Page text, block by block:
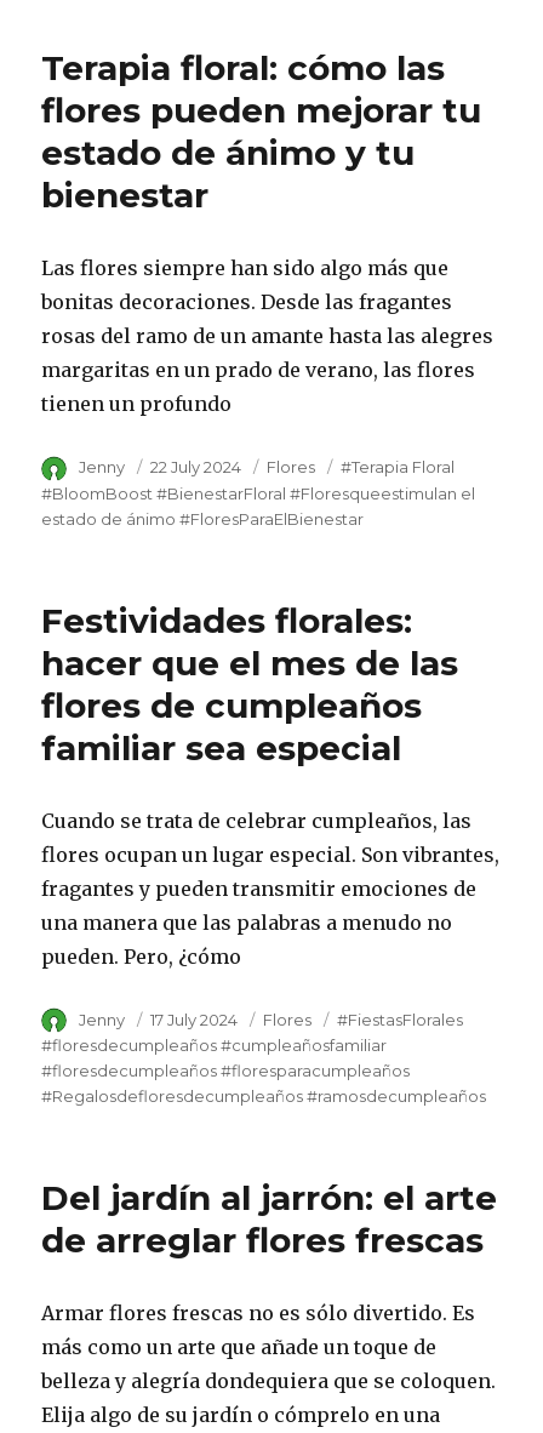
Terapia floral: cómo las
flores pueden mejorar tu
estado de ánimo y tu
bienestar
Las flores siempre han sido algo más que
bonitas decoraciones. Desde las fragantes
rosas del ramo de un amante hasta las alegres
margaritas en un prado de verano, las flores
tienen un profundo
Author
Jenny
Posted
on
22 July 2024 Category
Flores Tags
#Terapia Floral
#BloomBoost #BienestarFloral #Floresqueestimulan el
estado de ánimo #FloresParaElBienestar
Festividades florales:
hacer que el mes de las
flores de cumpleaños
familiar sea especial
Cuando se trata de celebrar cumpleaños, las
flores ocupan un lugar especial. Son vibrantes,
fragantes y pueden transmitir emociones de
una manera que las palabras a menudo no
pueden. Pero, ¿cómo
Author
Jenny
Posted
on
17 July 2024 Category
Flores Tags
#FiestasFlorales
#floresdecumpleaños #cumpleañosfamiliar
#floresdecumpleaños #floresparacumpleaños
#Regalosdefloresdecumpleaños #ramosdecumpleaños
Del jardín al jarrón: el arte
de arreglar flores frescas
Armar flores frescas no es sólo divertido. Es
más como un arte que añade un toque de
belleza y alegría dondequiera que se coloquen.
Elija algo de su jardín o cómprelo en una